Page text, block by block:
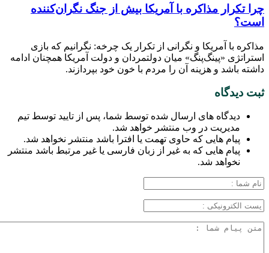
چرا تکرار مذاکره با آمریکا بیش از جنگ نگران‌کننده
است؟
مذاکره با آمریکا و نگرانی از تکرار یک چرخه: نگرانیم که بازی
استراتژی «پینگ‌پنگ» میان دولتمردان و دولت آمریکا همچنان ادامه
داشته باشد و هزینه آن را مردم با خون خود بپردازند.
ثبت دیدگاه
دیدگاه های ارسال شده توسط شما، پس از تایید توسط تیم
مدیریت در وب منتشر خواهد شد.
پیام هایی که حاوی تهمت یا افترا باشد منتشر نخواهد شد.
پیام هایی که به غیر از زبان فارسی یا غیر مرتبط باشد منتشر
نخواهد شد.